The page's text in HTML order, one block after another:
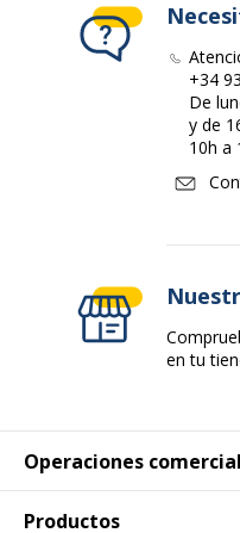
Operaciones
Productos
+34
De
y de
10h a
en tu